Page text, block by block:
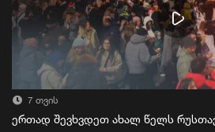
7 თვის
ერთად შევხვდეთ ახალ წელს